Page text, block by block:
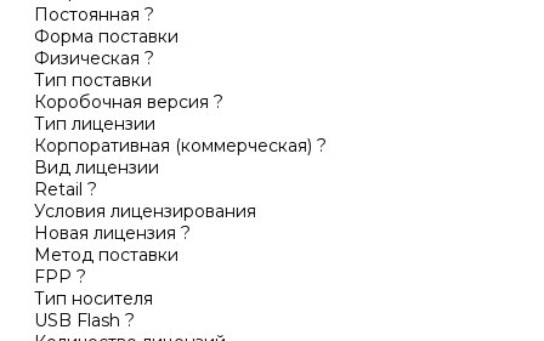
Постоянная ?
Форма поставки
Физическая ?
Тип поставки
Коробочная версия ?
Тип лицензии
Корпоративная (коммерческая) ?
Вид лицензии
Retail ?
Условия лицензирования
Новая лицензия ?
Метод поставки
FPP ?
Тип носителя
USB Flash ?